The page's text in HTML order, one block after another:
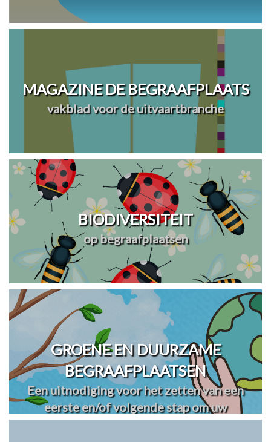
MAGAZINE DE BEGRAAFPLAATS
vakblad voor de uitvaartbranche
BIODIVERSITEIT
op begraafplaatsen
GROENE EN DUURZAME
BEGRAAFPLAATSEN
Een uitnodiging voor het zetten van een
eerste en/of volgende stap om uw
begraafplaats(en) te vergroenen en